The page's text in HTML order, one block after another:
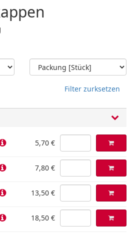
Filter zurksetzen
5,70 €
7,80 €
13,50 €
18,50 €